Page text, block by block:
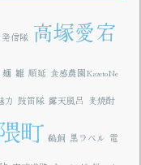
信隊 高塚愛宕
麺 雛 順延 食感農園KazetoNe
力 鼓笛隊 露天風呂 麦焼酎
町 鵜飼 黒ラベル 電